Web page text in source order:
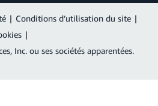
| Conditions d’utilisation du site |
|
Inc. ou ses sociétés apparentées.